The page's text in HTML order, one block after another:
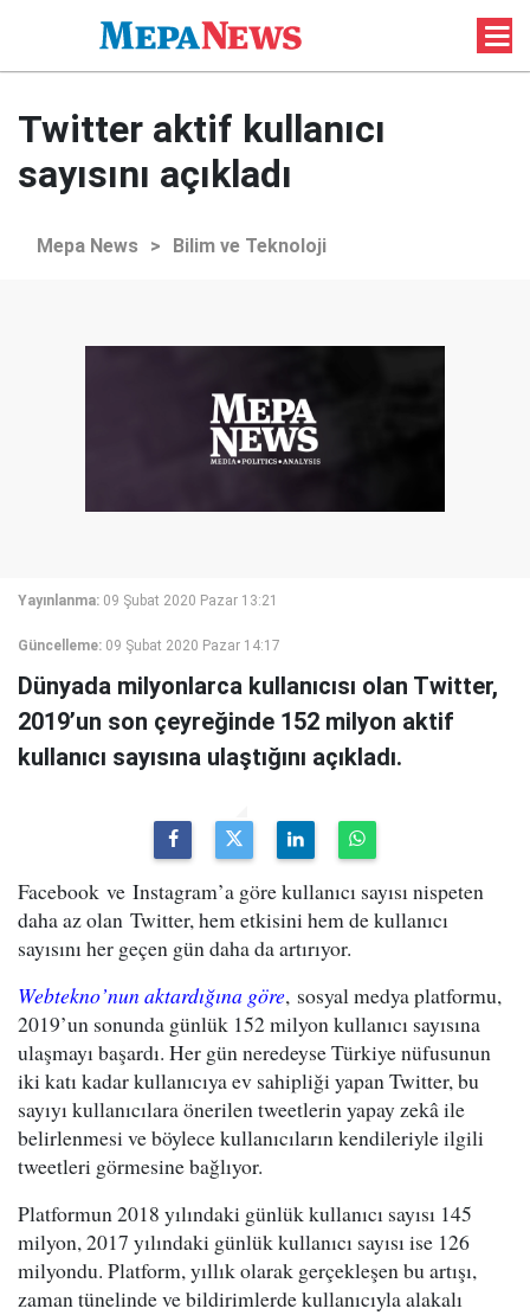
Twitter aktif kullanıcı
sayısını açıkladı
Mepa News > Bilim ve Teknoloji
Yayınlanma: 09 Şubat 2020 Pazar 13:21
Güncelleme: 09 Şubat 2020 Pazar 14:17
Dünyada milyonlarca kullanıcısı olan Twitter,
2019’un son çeyreğinde 152 milyon aktif
kullanıcı sayısına ulaştığını açıkladı.
Facebook ve Instagram’a göre kullanıcı sayısı nispeten
daha az olan Twitter, hem etkisini hem de kullanıcı
sayısını her geçen gün daha da artırıyor.
Webtekno’nun aktardığına göre, sosyal medya platformu,
2019’un sonunda günlük 152 milyon kullanıcı sayısına
ulaşmayı başardı. Her gün neredeyse Türkiye nüfusunun
iki katı kadar kullanıcıya ev sahipliği yapan Twitter, bu
sayıyı kullanıcılara önerilen tweetlerin yapay zekâ ile
belirlenmesi ve böylece kullanıcıların kendileriyle ilgili
tweetleri görmesine bağlıyor.
Platformun 2018 yılındaki günlük kullanıcı sayısı 145
milyon, 2017 yılındaki günlük kullanıcı sayısı ise 126
milyondu. Platform, yıllık olarak gerçekleşen bu artışı,
zaman tünelinde ve bildirimlerde kullanıcıyla alakalı